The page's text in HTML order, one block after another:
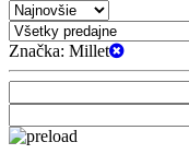
Značka: Millet